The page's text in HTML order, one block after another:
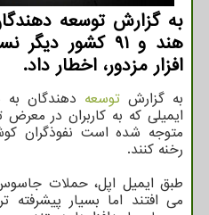
به گزارش توسعه
هند و ۹۱ کشور
افزار مزدور، اخطار داد.
به گزارش توسعه دهندگان به
ایمیلی که به کاربران در معرض
متوجه شده است نفوذگران
رخنه کنند.
طبق ایمیل اپل، حملات جاسوس
می افتند اما بسیار پیشرفته